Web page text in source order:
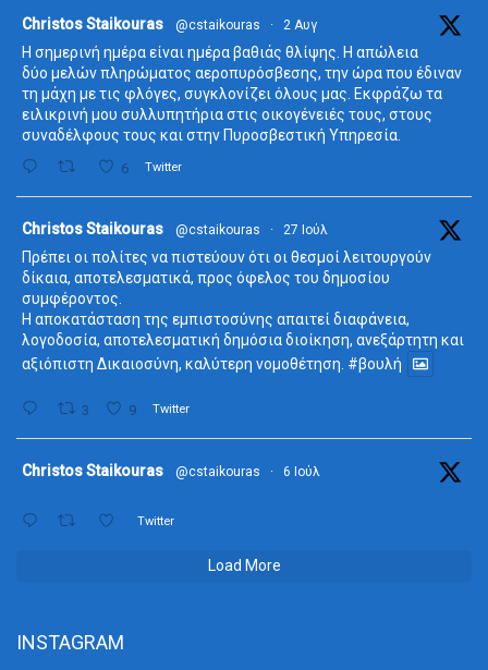
Christos Staikouras @cstaikouras · 2 Αυγ
Η σημερινή ημέρα είναι ημέρα βαθιάς θλίψης. Η απώλεια
δύο μελών πληρώματος αεροπυρόσβεσης, την ώρα που έδιναν
τη μάχη με τις φλόγες, συγκλονίζει όλους μας. Εκφράζω τα
ειλικρινή μου συλλυπητήρια στις οικογένειές τους, στους
συναδέλφους τους και στην Πυροσβεστική Υπηρεσία.
6 Twitter
Christos Staikouras @cstaikouras · 27 Ιούλ
Πρέπει οι πολίτες να πιστεύουν ότι οι θεσμοί λειτουργούν
δίκαια, αποτελεσματικά, προς όφελος του δημοσίου
συμφέροντος.
Η αποκατάσταση της εμπιστοσύνης απαιτεί διαφάνεια,
λογοδοσία, αποτελεσματική δημόσια διοίκηση, ανεξάρτητη και
αξιόπιστη Δικαιοσύνη, καλύτερη νομοθέτηση. #βουλή
3 9 Twitter
Christos Staikouras @cstaikouras · 6 Ιούλ
Twitter
Load More
INSTAGRAM